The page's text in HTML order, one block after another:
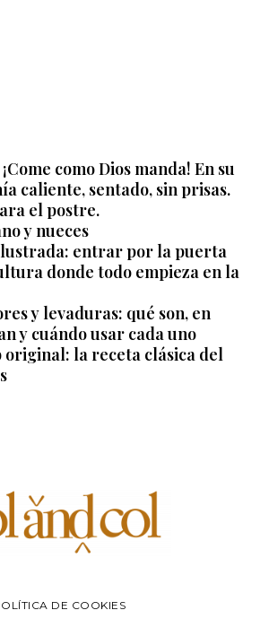
como Dios manda! En su
caliente, sentado, sin prisas.
el postre.
y nueces
entrar por la puerta
donde todo empieza en la
y levaduras: qué son, en
y cuándo usar cada uno
original: la receta clásica del
DE COOKIES